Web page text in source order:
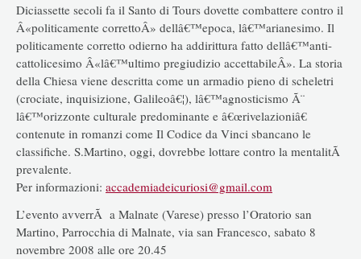
SAN
MARTINO
ALLÂ€™ALBA
DEL
TERZO
MILLENNIO?
Diciassette secoli fa il Santo di Tours dovette combattere contro il
Â«politicamente correttoÂ» dellâ€™epoca, lâ€™arianesimo. Il
politicamente corretto odierno ha addirittura fatto dellâ€™anti-
cattolicesimo Â«lâ€™ultimo pregiudizio accettabileÂ». La storia
della Chiesa viene descritta come un armadio pieno di scheletri
(crociate, inquisizione, Galileoâ€¦), lâ€™agnosticismo Ã¨
lâ€™orizzonte culturale predominante e â€œrivelazioniâ€
contenute in romanzi come Il Codice da Vinci sbancano le
classifiche. S.Martino, oggi, dovrebbe lottare contro la mentalitÃ
prevalente.
Per informazioni: accademiadeicuriosi@gmail.com
L’evento avverrÃ a Malnate (Varese) presso l’Oratorio san
Martino, Parrocchia di Malnate, via san Francesco, sabato 8
novembre 2008 alle ore 20.45